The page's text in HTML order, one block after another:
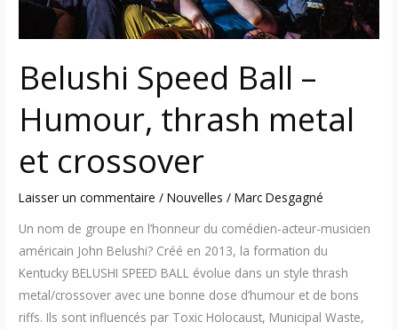
Belushi Speed Ball –
Humour, thrash metal
et crossover
Laisser un commentaire /Nouvelles /Marc Desgagné
Un nom de groupe en l’honneur du comédien-acteur-musicien
américain John Belushi? Créé en 2013, la formation du
Kentucky BELUSHI SPEED BALL évolue dans un style thrash
metal/crossover avec une bonne dose d’humour et de bons
riffs. Ils sont influencés par Toxic Holocaust, Municipal Waste,
crossover